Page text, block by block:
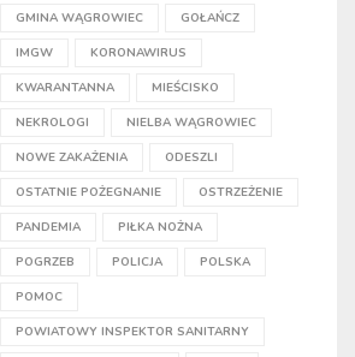
GMINA WĄGROWIEC GOŁAŃCZ
IMGW KORONAWIRUS
KWARANTANNA MIEŚCISKO
NEKROLOGI NIELBA WĄGROWIEC
NOWE ZAKAŻENIA ODESZLI
OSTATNIE POŻEGNANIE OSTRZEŻENIE
PANDEMIA PIŁKA NOŻNA
POGRZEB POLICJA POLSKA
POMOC
POWIATOWY INSPEKTOR SANITARNY